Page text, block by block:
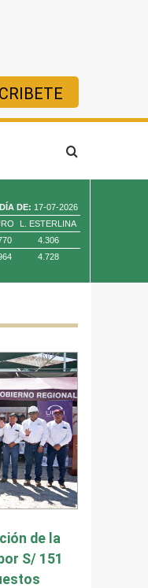
Tr.
DE: 17-07-2026
L. ESTERLINA
4.306
4.728
de la
S/ 151